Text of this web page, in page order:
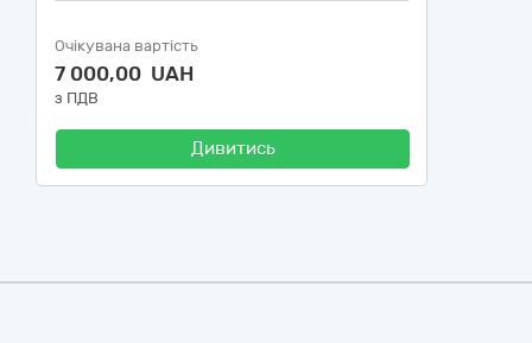
Очікувана вартість
7 000,00 UAH
з ПДВ
Дивитись